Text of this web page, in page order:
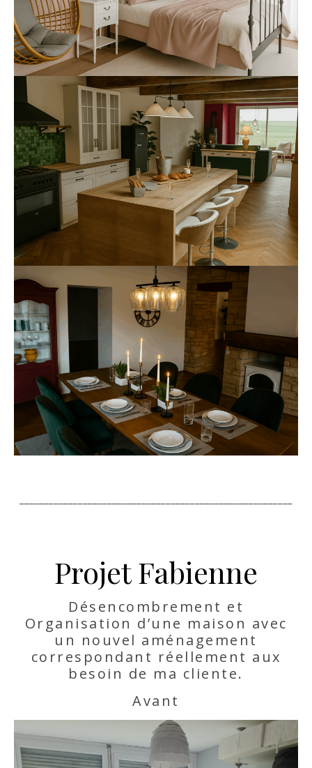
Projet Fabienne
Désencombrement et
Organisation d’une maison avec
un nouvel aménagement
correspondant réellement aux
besoin de ma cliente.
Avant